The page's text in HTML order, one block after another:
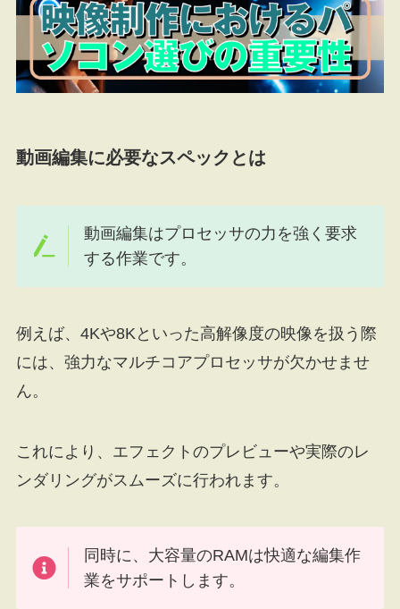
動画編集に必要なスペックとは
動画編集はプロセッサの力を強く要求
する作業です。
例えば、4Kや8Kといった高解像度の映像を扱う際
には、強力なマルチコアプロセッサが欠かせませ
ん。
これにより、エフェクトのプレビューや実際のレ
ンダリングがスムーズに行われます。
同時に、大容量のRAMは快適な編集作
業をサポートします。